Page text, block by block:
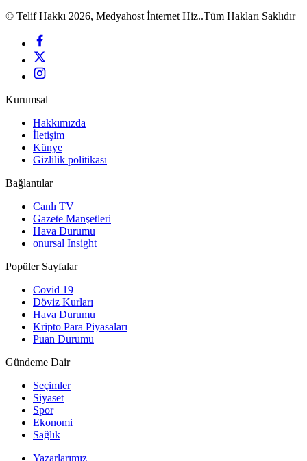
© Telif Hakkı 2026, Medyahost İnternet Hiz..Tüm Hakları Saklıdır
Kurumsal
Hakkımızda
İletişim
Künye
Gizlilik politikası
Bağlantılar
Canlı TV
Gazete Manşetleri
Hava Durumu
onursal Insight
Popüler Sayfalar
Covid 19
Döviz Kurları
Hava Durumu
Kripto Para Piyasaları
Puan Durumu
Gündeme Dair
Seçimler
Siyaset
Spor
Ekonomi
Sağlık
Yazarlarımız